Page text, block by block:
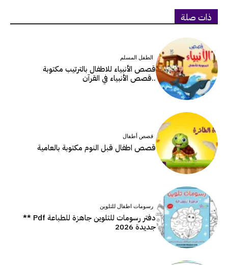
ذات صلة
الطفل المسلم
قصص الأنبياء للاطفال بالترتيب مكتوبة
..قصص الأنبياء في القرآن
قصص أطفال
قصص اطفال قبل النوم مكتوبة بالعامية
رسومات اطفال للتلوين
دفتر رسومات للتلوين جاهزة للطباعة Pdf **
جديدة 2026